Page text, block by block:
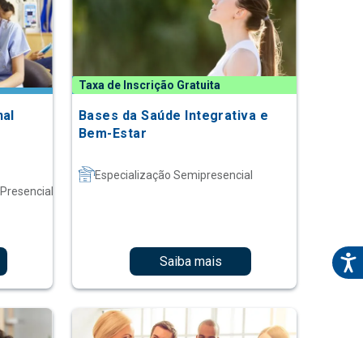
Taxa de Inscrição Gratuita
Bases da Saúde Integrativa e
Bem-Estar
Especialização Semipresencial
Saiba mais